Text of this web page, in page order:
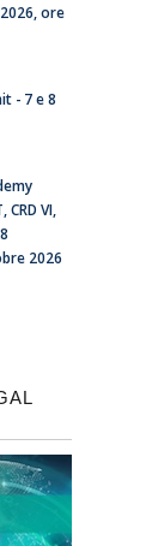
ore
- 7 e 8
VI,
2026